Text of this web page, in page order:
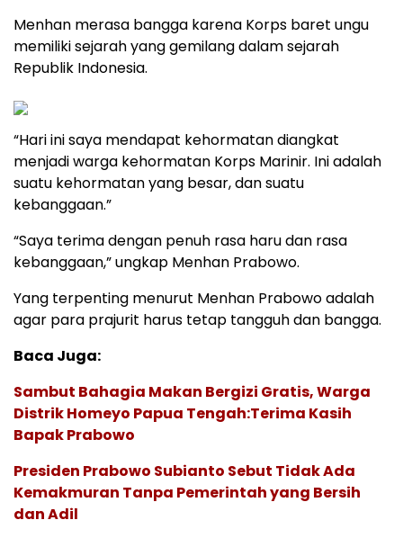
Menhan merasa bangga karena Korps baret ungu
memiliki sejarah yang gemilang dalam sejarah
Republik Indonesia.
“Hari ini saya mendapat kehormatan diangkat
menjadi warga kehormatan Korps Marinir. Ini adalah
suatu kehormatan yang besar, dan suatu
kebanggaan.”
“Saya terima dengan penuh rasa haru dan rasa
kebanggaan,” ungkap Menhan Prabowo.
Yang terpenting menurut Menhan Prabowo adalah
agar para prajurit harus tetap tangguh dan bangga.
Baca Juga:
Sambut Bahagia Makan Bergizi Gratis, Warga
Distrik Homeyo Papua Tengah:Terima Kasih
Bapak Prabowo
Presiden Prabowo Subianto Sebut Tidak Ada
Kemakmuran Tanpa Pemerintah yang Bersih
dan Adil